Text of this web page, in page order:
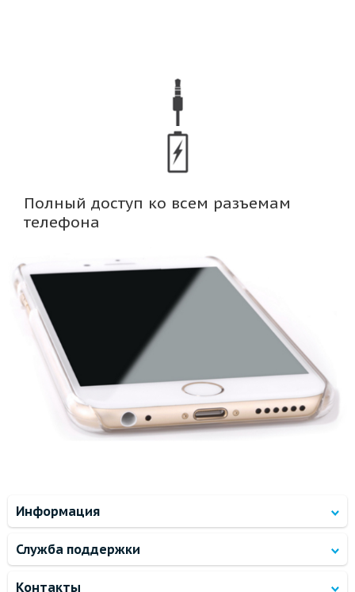
Полный доступ ко всем разъемам
телефона
Информация
Служба поддержки
Контакты